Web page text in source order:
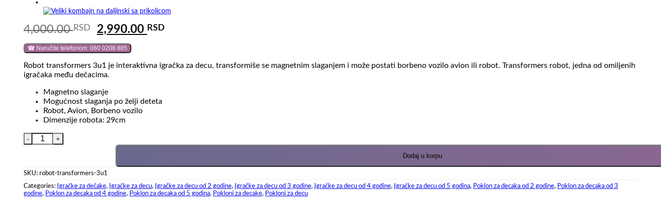
4,000.00RSD
Original
price
was:
4,000.00 RSD.
2,990.00 RSD
2,990.00 RSD.
☎ Naručite telefonom: 060 0208 885
Robot transformers 3u1 je interaktivna igračka za decu, transformiše se magnetnim slaganjem i može postati borbeno vozilo avion ili robot. Transformers robot, jedna od omiljenih
igračaka među dečacima.
Magnetno slaganje
Mogućnost slaganja po želji deteta
Robot, Avion, Borbeno vozilo
Dimenzije robota: 29cm
Robot transformers 3u1 količina
Dodaj u korpu
SKU: robot-transformers-3u1
Categories: Igračke za dečake, Igračke za decu, Igračke za decu od 2 godine, Igračke za decu od 3 godine, Igračke za decu od 4 godine, Igračke za decu od 5 godina, Poklon za decaka od 2 godine, Poklon za decaka od 3
godine, Poklon za decaka od 4 godine, Poklon za decaka od 5 godina, Pokloni za decake, Pokloni za decu